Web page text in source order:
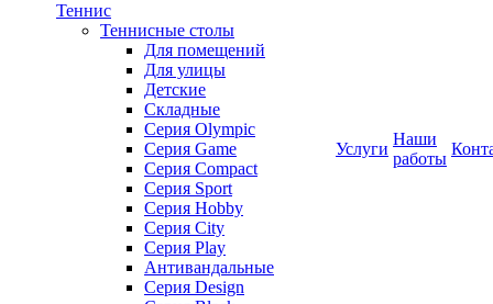
Теннис
Теннисные столы
Для помещений
Для улицы
Детские
Складные
Серия Olympic
Серия Game
Серия Compact
Серия Sport
Серия Hobby
Серия City
Серия Play
Антивандальные
Серия Design
Услуги
Наши
работы